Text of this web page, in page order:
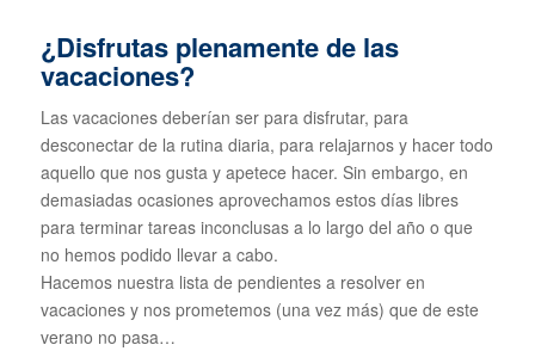
¿Disfrutas plenamente de las
vacaciones?
Las vacaciones deberían ser para disfrutar, para
desconectar de la rutina diaria, para relajarnos y hacer todo
aquello que nos gusta y apetece hacer. Sin embargo, en
demasiadas ocasiones aprovechamos estos días libres
para terminar tareas inconclusas a lo largo del año o que
no hemos podido llevar a cabo.
Hacemos nuestra lista de pendientes a resolver en
vacaciones y nos prometemos (una vez más) que de este
verano no pasa…